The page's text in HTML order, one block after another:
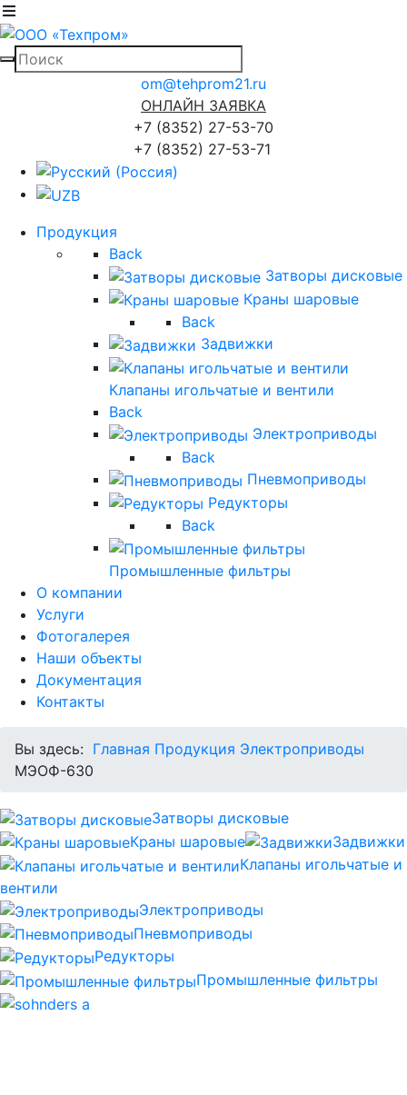
om@tehprom21.ru
ОНЛАЙН ЗАЯВКА
+7 (8352) 27-53-70
+7 (8352) 27-53-71
Продукция
Back
Затворы дисковые
Краны шаровые
Back
Задвижки
Клапаны игольчатые и вентили
Back
Электроприводы
Back
Пневмоприводы
Редукторы
Back
Промышленные фильтры
О компании
Услуги
Фотогалерея
Наши объекты
Документация
Контакты
Вы здесь: Главная Продукция Электроприводы
МЭОФ-630
Затворы дисковые
Краны шаровые
Задвижки
Клапаны игольчатые и
вентили
Электроприводы
Пневмоприводы
Редукторы
Промышленные фильтры